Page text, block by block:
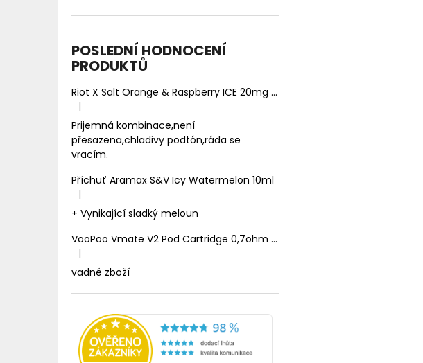
POSLEDNÍ HODNOCENÍ
PRODUKTŮ
Riot X Salt Orange & Raspberry ICE 20mg
Ledový pomeranč a malina
Hodnocení produktu je 5 z 5 hvězdiček.
|
Prijemná kombinace,není
přesazena,chladivy podtón,ráda se
vracím.
Příchuť Aramax S&V Icy Watermelon 10ml
Hodnocení produktu je 5 z 5 hvězdiček.
|
+ Vynikající sladký meloun
VooPoo Vmate V2 Pod Cartridge 0,7ohm 2ml
Hodnocení produktu je 1 z 5 hvězdiček.
|
vadné zboží